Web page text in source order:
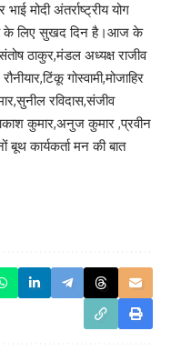
मोदी अंतर्राष्ट्रीय योग
के लिए सुखद दिन है।आज के
ठाकुर,मंडल अध्यक्ष राजीव
गोस्वामी,मोजाहिर
रविदास,संजीव
कुमार,अनुज कुमार ,प्रवीन
बूथ कार्यकर्ता मन की बात